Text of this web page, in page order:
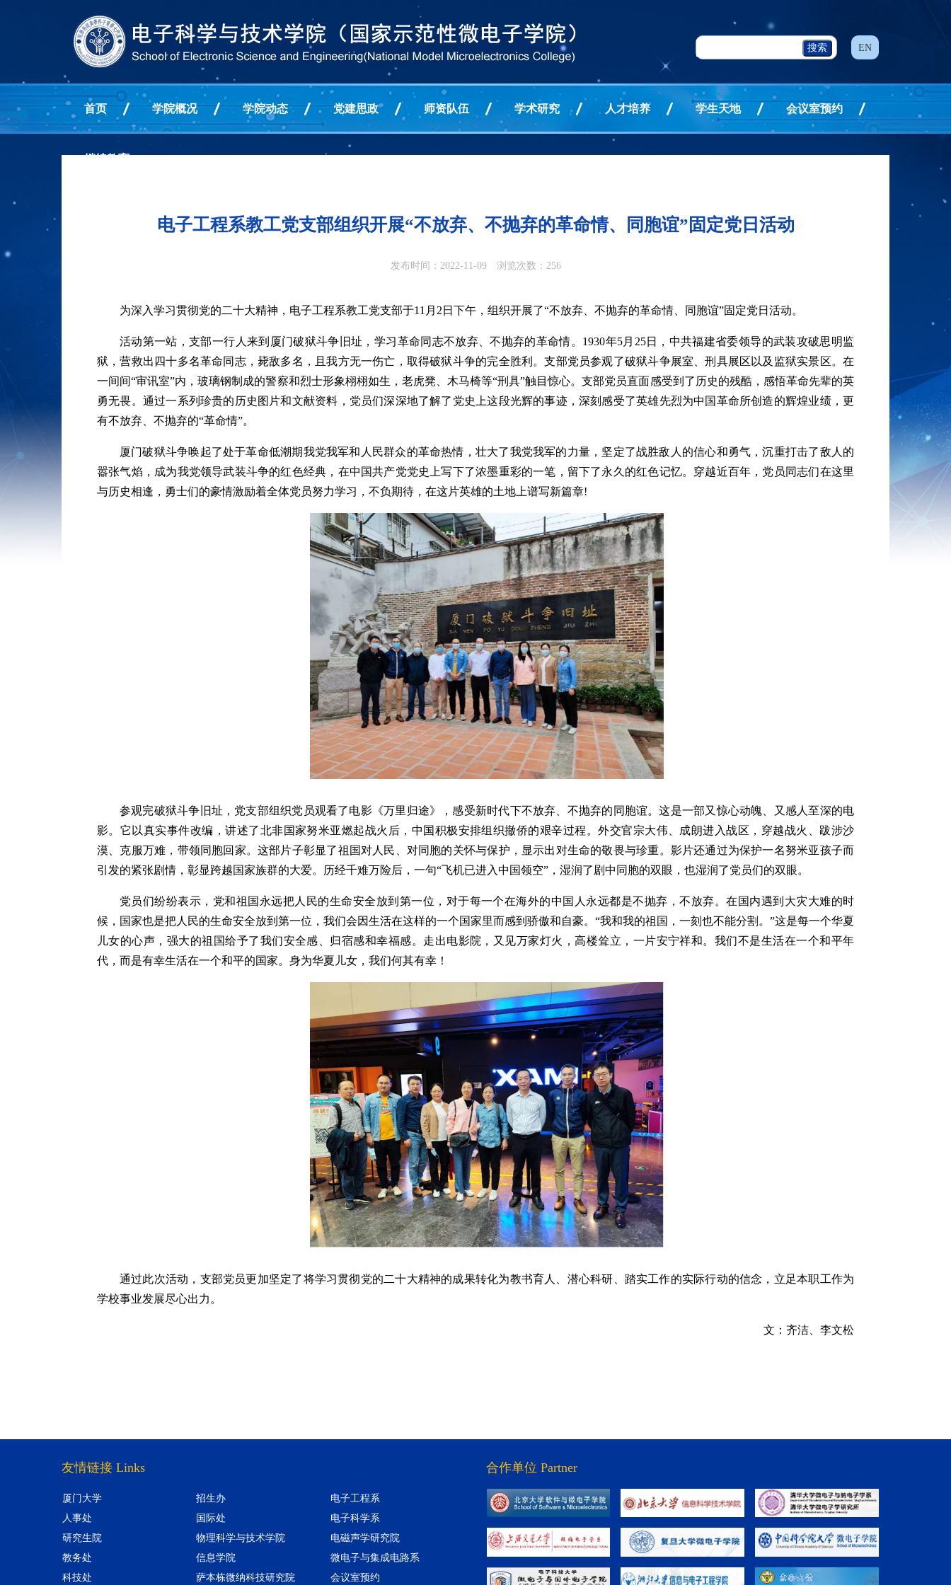
EN
首页 学院概况 学院动态 党建思政 师资队伍 学术研究 人才培养 学生天地 会议室预约
继续教育
电子工程系教工党支部组织开展“不放弃、不抛弃的革命情、同胞谊”固定党日活动
发布时间：2022-11-09 浏览次数： 256
为深入学习贯彻党的二十大精神，电子工程系教工党支部于11月2日下午，组织开展了“不放弃、不抛弃的革命情、同胞谊”固定党日活动。
活动第一站，支部一行人来到厦门破狱斗争旧址，学习革命同志不放弃、不抛弃的革命情。1930年5月25日，中共福建省委领导的武装攻破思明监
狱，营救出四十多名革命同志，毙敌多名，且我方无一伤亡，取得破狱斗争的完全胜利。支部党员参观了破狱斗争展室、刑具展区以及监狱实景区。在
一间间“审讯室”内，玻璃钢制成的警察和烈士形象栩栩如生，老虎凳、木马椅等“刑具”触目惊心。支部党员直面感受到了历史的残酷，感悟革命先辈的英
勇无畏。通过一系列珍贵的历史图片和文献资料，党员们深深地了解了党史上这段光辉的事迹，深刻感受了英雄先烈为中国革命所创造的辉煌业绩，更
有不放弃、不抛弃的“革命情”。
厦门破狱斗争唤起了处于革命低潮期我党我军和人民群众的革命热情，壮大了我党我军的力量，坚定了战胜敌人的信心和勇气，沉重打击了敌人的
嚣张气焰，成为我党领导武装斗争的红色经典，在中国共产党党史上写下了浓墨重彩的一笔，留下了永久的红色记忆。穿越近百年，党员同志们在这里
与历史相逢，勇士们的豪情激励着全体党员努力学习，不负期待，在这片英雄的土地上谱写新篇章!
参观完破狱斗争旧址，党支部组织党员观看了电影《万里归途》，感受新时代下不放弃、不抛弃的同胞谊。这是一部又惊心动魄、又感人至深的电
影。它以真实事件改编，讲述了北非国家努米亚燃起战火后，中国积极安排组织撤侨的艰辛过程。外交官宗大伟、成朗进入战区，穿越战火、跋涉沙
漠、克服万难，带领同胞回家。这部片子彰显了祖国对人民、对同胞的关怀与保护，显示出对生命的敬畏与珍重。影片还通过为保护一名努米亚孩子而
引发的紧张剧情，彰显跨越国家族群的大爱。历经千难万险后，一句“飞机已进入中国领空”，湿润了剧中同胞的双眼，也湿润了党员们的双眼。
党员们纷纷表示，党和祖国永远把人民的生命安全放到第一位，对于每一个在海外的中国人永远都是不抛弃，不放弃。在国内遇到大灾大难的时
候，国家也是把人民的生命安全放到第一位，我们会因生活在这样的一个国家里而感到骄傲和自豪。“我和我的祖国，一刻也不能分割。”这是每一个华夏
儿女的心声，强大的祖国给予了我们安全感、归宿感和幸福感。走出电影院，又见万家灯火，高楼耸立，一片安宁祥和。我们不是生活在一个和平年
代，而是有幸生活在一个和平的国家。身为华夏儿女，我们何其有幸！
通过此次活动，支部党员更加坚定了将学习贯彻党的二十大精神的成果转化为教书育人、潜心科研、踏实工作的实际行动的信念，立足本职工作为
学校事业发展尽心出力。
文：齐洁、李文松
友情链接 Links
电子工程系
招生办
厦门大学
电子科学系
国际处
人事处
电磁声学研究院
物理科学与技术学院
研究生院
微电子与集成电路系
信息学院
教务处
会议室预约
萨本栋微纳科技研究院
科技处
合作单位 Partner